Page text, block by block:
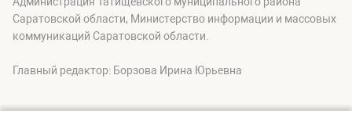
Саратовской области, Министерство информации и массовых
коммуникаций Саратовской области.
Главный редактор: Борзова Ирина Юрьевна